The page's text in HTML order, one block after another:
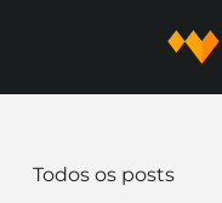
Todos os posts